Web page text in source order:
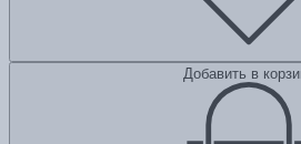
Добавить в